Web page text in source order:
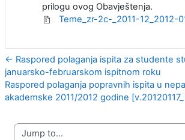
prilogu ovog Obavještenja.
Teme_zr-2c-_2011-12_2012-
← Raspored polaganja ispita za studente
januarsko-februarskom ispitnom roku
Raspored polaganja popravnih ispita u
akademske 2011/2012 godine